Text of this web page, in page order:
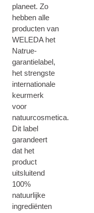
planeet. Zo
hebben alle
producten van
WELEDA het
Natrue-
garantielabel,
het strengste
internationale
keurmerk
voor
natuurcosmetica.
Dit label
garandeert
dat het
product
uitsluitend
100%
natuurlijke
ingrediënten